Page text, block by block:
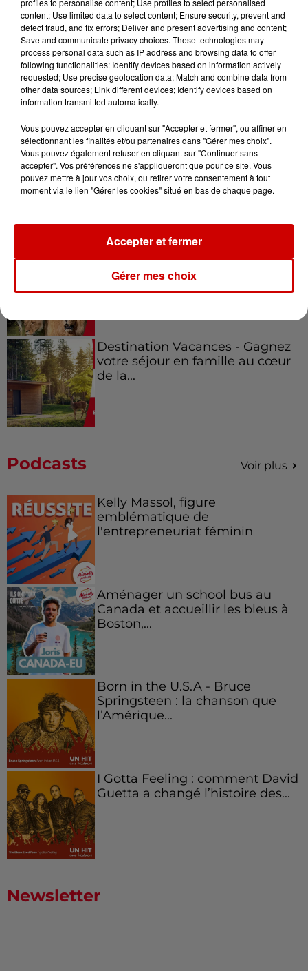
Jeux Voir plus
Gagnez vos places pour
l'événement Ride the Show à
Morlaix !
Gagnez vos places pour le
festival Marché Gourmand 2026
à Coulon !
pour le parc animalier de votre
choix !
Destination Vacances - Gagnez
votre séjour en famille au cœur
de la...
Podcasts Voir plus
Kelly Massol, figure
emblématique de
l'entrepreneuriat féminin
Aménager un school bus au
Canada et accueillir les bleus à
Boston,...
Born in the U.S.A - Bruce
Springsteen : la chanson que
l’Amérique...
I Gotta Feeling : comment David
Guetta a changé l’histoire des...
Newsletter
profiles to personalise content; Use profiles to select personalised
content; Use limited data to select content; Ensure security, prevent and
detect fraud, and fix errors; Deliver and present advertising and content;
Save and communicate privacy choices. These technologies may
process personal data such as IP address and browsing data to offer
following functionalities: Identify devices based on information actively
requested; Use precise geolocation data; Match and combine data from
other data sources; Link different devices; Identify devices based on
information transmitted automatically.
Vous pouvez accepter en cliquant sur "Accepter et fermer", ou affiner en
sélectionnant les finalités et/ou partenaires dans "Gérer mes choix".
Vous pouvez également refuser en cliquant sur "Continuer sans
accepter". Vos préférences ne s'appliqueront que pour ce site. Vous
pouvez mettre à jour vos choix, ou retirer votre consentement à tout
moment via le lien "Gérer les cookies" situé en bas de chaque page.
Gérer mes choix
Accepter et fermer